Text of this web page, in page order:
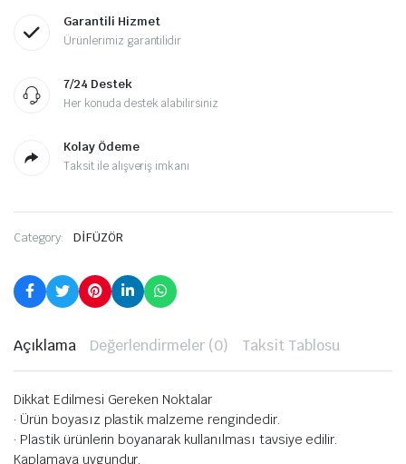
Garantili Hizmet
Ürünlerimiz garantilidir
7/24 Destek
Her konuda destek alabilirsiniz
Kolay Ödeme
Taksit ile alışveriş imkanı
Category: DİFÜZÖR
Açıklama Değerlendirmeler (0) Taksit Tablosu
Dikkat Edilmesi Gereken Noktalar
· Ürün boyasız plastik malzeme rengindedir.
· Plastik ürünlerin boyanarak kullanılması tavsiye edilir.
Kaplamaya uygundur.